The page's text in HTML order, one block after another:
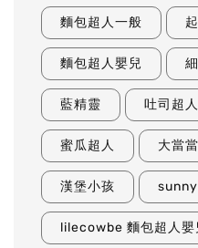
麵包超人一般
麵包超人嬰兒
藍精靈 吐司超人
蜜瓜超人 大當當
漢堡小孩
lilecowbe 麵包超人嬰